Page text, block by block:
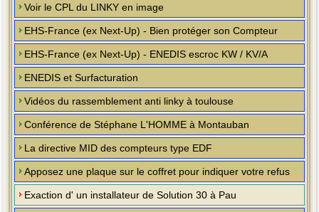
Voir le CPL du LINKY en image
EHS-France (ex Next-Up) - Bien protéger son Compteur
EHS-France (ex Next-Up) - ENEDIS escroc KW / KV/A
ENEDIS et Surfacturation
Vidéos du rassemblement anti linky à toulouse
Conférence de Stéphane L'HOMME à Montauban
La directive MID des compteurs type EDF
Apposez une plaque sur le coffret pour indiquer votre refus
Exaction d' un installateur de Solution 30 à Pau